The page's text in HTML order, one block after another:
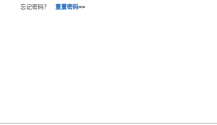
忘记密码？ 重置密码>>